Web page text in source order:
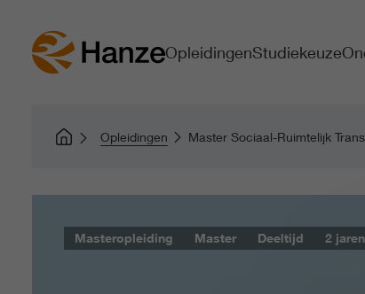
OpleidingenStudiekeuze
Opleidingen Master Sociaal-Ruimtelijk
Masteropleiding Master Deeltijd 2 jaren